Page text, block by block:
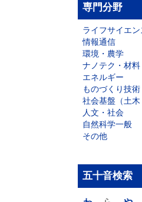
専門分野
ライフサイエン
情報通信
環境・農学
ナノテク・材料
エネルギー
ものづくり技
社会基盤（土木
人文・社会
自然科学一般
その他
五十音検索
や
ら
わ